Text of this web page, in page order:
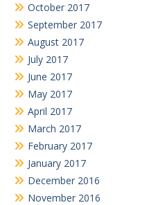
October 2017
September 2017
August 2017
July 2017
June 2017
May 2017
April 2017
March 2017
February 2017
January 2017
December 2016
November 2016